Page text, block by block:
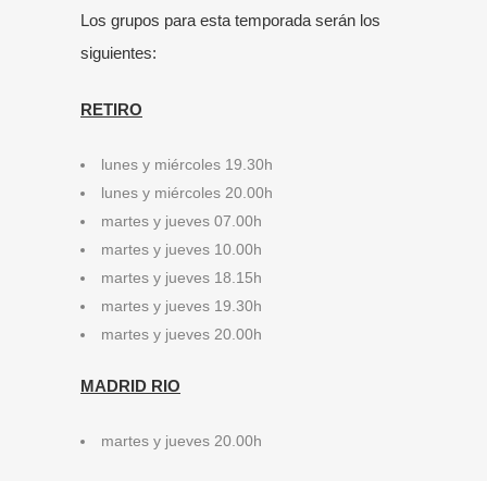
Los grupos para esta temporada serán los
siguientes:
RETIRO
lunes y miércoles 19.30h
lunes y miércoles 20.00h
martes y jueves 07.00h
martes y jueves 10.00h
martes y jueves 18.15h
martes y jueves 19.30h
martes y jueves 20.00h
MADRID RIO
martes y jueves 20.00h